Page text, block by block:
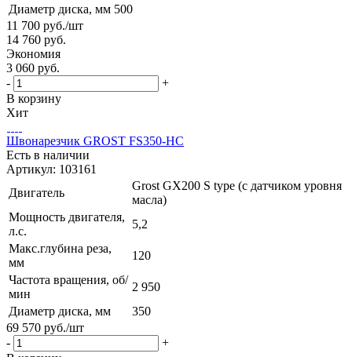
Диаметр диска, мм 500
11 700 руб./шт
14 760 руб.
Экономия
3 060 руб.
-
+
В корзину
Хит
Швонарезчик GROST FS350-HC
Есть в наличии
Артикул: 103161
Двигатель
Grost GX200 S type (с датчиком уровня
масла)
Мощность двигателя,
л.с.
5,2
Макс.глубина реза,
мм
120
Частота вращения, об/
мин
2 950
Диаметр диска, мм
350
69 570 руб./шт
-
+